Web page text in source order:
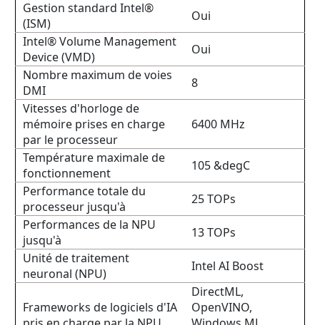
Gestion standard Intel®
(ISM)
Oui
Intel® Volume Management
Device (VMD)
Oui
Nombre maximum de voies
DMI
8
Vitesses d'horloge de
mémoire prises en charge
par le processeur
6400 MHz
Température maximale de
fonctionnement
105 &degC
Performance totale du
processeur jusqu'à
25 TOPs
Performances de la NPU
jusqu'à
13 TOPs
Unité de traitement
neuronal (NPU)
Intel AI Boost
Frameworks de logiciels d'IA
DirectML,
OpenVINO,